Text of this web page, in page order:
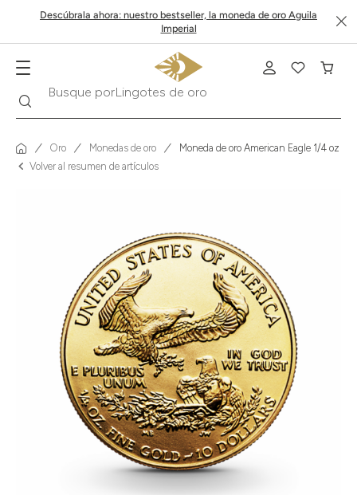
Descúbrala ahora: nuestro bestseller, la moneda de oro Aguila
Imperial
Busque por
Krugerrand
Oro Monedas de oro
Moneda de oro American Eagle 1/4 oz
Volver al resumen de artículos